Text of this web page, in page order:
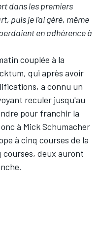
dans les premiers
puis je l'ai géré, même
en adhérence à
couplée à la
qui après avoir
a connu un
reculer jusqu'au
pour franchir la
à Mick Schumacher
à cinq courses de la
courses, deux auront